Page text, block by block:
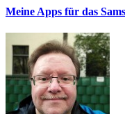
Meine Apps für das